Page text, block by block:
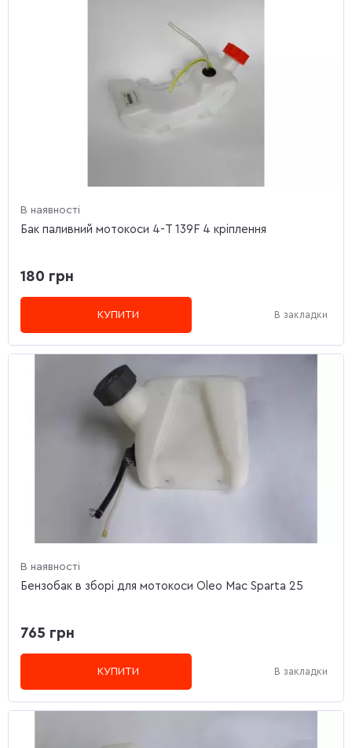
В наявності
Бак паливний мотокоси 4-T 139F 4 кріплення
180 грн
КУПИТИ В закладки
В наявності
Бензобак в зборі для мотокоси Oleo Mac Sparta 25
765 грн
КУПИТИ В закладки